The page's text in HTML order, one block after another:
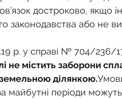
Юридичні питання у
достроково, якщо
законодавства або не
р. у справі № 704/236/
не містить заборони
ділянкою.
майбутні періоди